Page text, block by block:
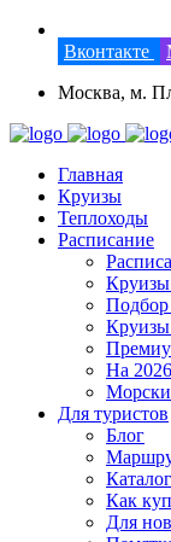
Вконтакте
Москва, м.
Главная
Круизы
Теплоходы
Расписание
Подбор
Круизы
На
Для туристов
Блог
Как
Для